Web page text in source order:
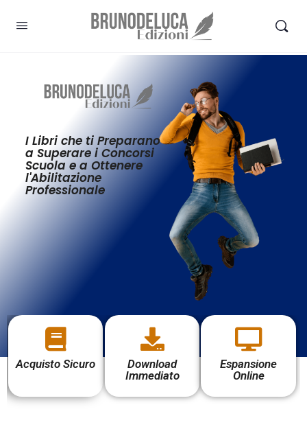
I Libri che ti Preparano
a Superare i Concorsi
Scuola e a Ottenere
l'Abilitazione
Professionale
Acquisto Sicuro
Download
Immediato
Espansione
Online